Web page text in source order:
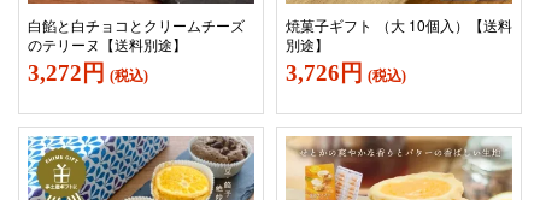
白餡と白チョコとクリームチーズ
のテリーヌ【送料別途】
3,272円 (税込)
焼菓子ギフト （大 10個入）【送料
別途】
3,726円 (税込)